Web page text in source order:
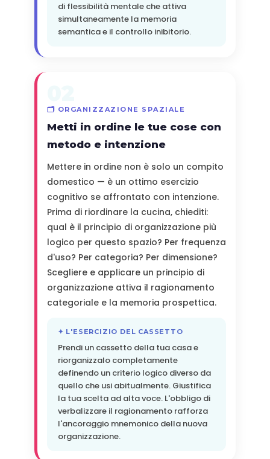
di flessibilità mentale che attiva
simultaneamente la memoria
semantica e il controllo inibitorio.
🗂️ ORGANIZZAZIONE SPAZIALE
Metti in ordine le tue cose con
metodo e intenzione
Mettere in ordine non è solo un compito
domestico — è un ottimo esercizio
cognitivo se affrontato con intenzione.
Prima di riordinare la cucina, chiediti:
qual è il principio di organizzazione più
logico per questo spazio? Per frequenza
d'uso? Per categoria? Per dimensione?
Scegliere e applicare un principio di
organizzazione attiva il ragionamento
categoriale e la memoria prospettica.
✦ L'ESERCIZIO DEL CASSETTO
Prendi un cassetto della tua casa e
riorganizzalo completamente
definendo un criterio logico diverso da
quello che usi abitualmente. Giustifica
la tua scelta ad alta voce. L'obbligo di
verbalizzare il ragionamento rafforza
l'ancoraggio mnemonico della nuova
organizzazione.